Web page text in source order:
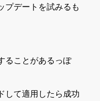
プデートを試みるも
ることがあるっぽ
して適用したら成功